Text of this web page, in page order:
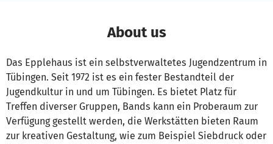
About us
Das Epplehaus ist ein selbstverwaltetes Jugendzentrum in
Tübingen. Seit 1972 ist es ein fester Bestandteil der
Jugendkultur in und um Tübingen. Es bietet Platz für
Treffen diverser Gruppen, Bands kann ein Proberaum zur
Verfügung gestellt werden, die Werkstätten bieten Raum
zur kreativen Gestaltung, wie zum Beispiel Siebdruck oder